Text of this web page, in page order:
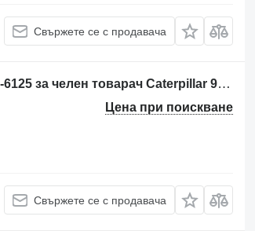
Свържете се с продавача
Блок за управление Caterpillar COMPUTADORA 262-6125 за челен товарач Caterpillar 938G-938H
Цена при поискване
Свържете се с продавача